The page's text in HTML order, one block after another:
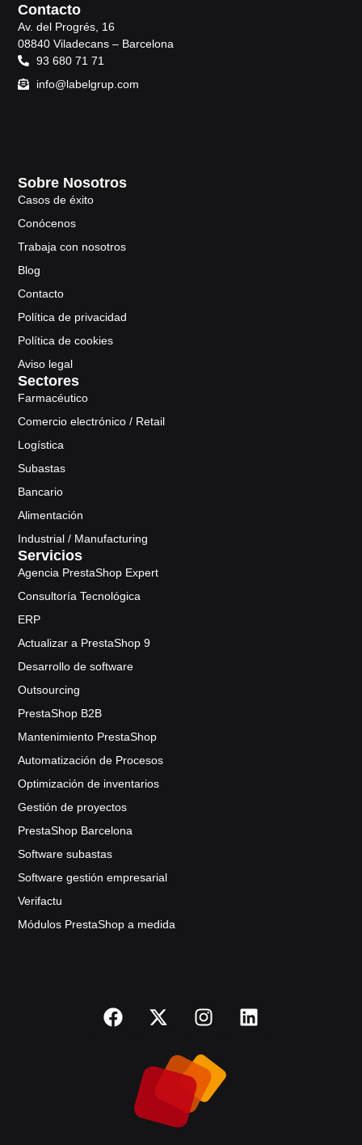
Sobre Nosotros
Casos de éxito
Conócenos
Trabaja con nosotros
Blog
Contacto
Política de privacidad
Política de cookies
Aviso legal
Sectores
Farmacéutico
Comercio electrónico / Retail
Logística
Subastas
Bancario
Alimentación
Industrial / Manufacturing
Servicios
Agencia PrestaShop Expert
Consultoría Tecnológica
ERP
Actualizar a PrestaShop 9
Desarrollo de software
Outsourcing
PrestaShop B2B
Mantenimiento PrestaShop
Automatización de Procesos
Optimización de inventarios
Gestión de proyectos
PrestaShop Barcelona
Software subastas
Software gestión empresarial
Verifactu
Módulos PrestaShop a medida
Contacto
Av. del Progrés, 16
08840 Viladecans – Barcelona
93 680 71 71
info@labelgrup.com